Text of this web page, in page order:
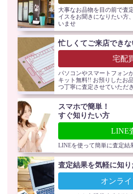
大事なお品物を目の前で査
イスをお聞きになりたい方
いませ
忙しくてご来店できな
宅配
パソコンやスマートフォン
キット無料!! お預りしたお
つ丁寧に査定させていただ
スマホで簡単！
すぐ知りたい方
LINE
LINEを使って簡単に査定結
査定結果を気軽に知
オンラ